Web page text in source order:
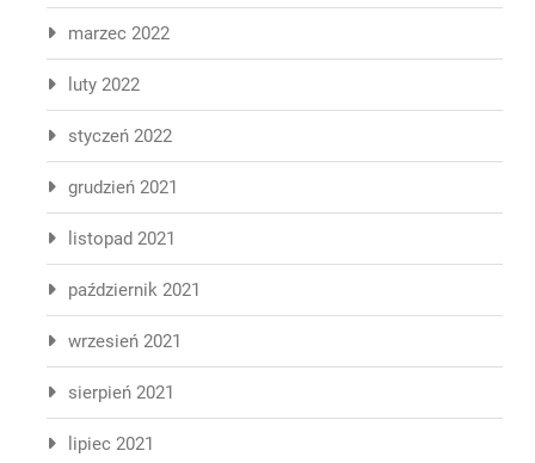
marzec 2022
luty 2022
styczeń 2022
grudzień 2021
listopad 2021
październik 2021
wrzesień 2021
sierpień 2021
lipiec 2021